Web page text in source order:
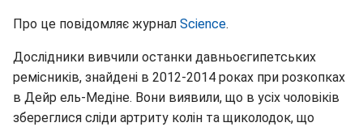
Про це повідомляє журнал Science.
Дослідники вивчили останки давньоєгипетських
ремісників, знайдені в 2012-2014 роках при розкопках
в Дейр ель-Медіне. Вони виявили, що в усіх чоловіків
збереглися сліди артриту колін та щиколодок, що